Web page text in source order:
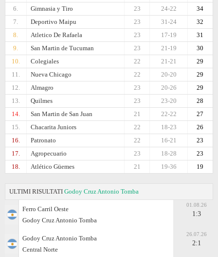
6.
Gimnasia y Tiro 34
24-22
23
7.
Deportivo Maipu 32
31-24
23
8.
Atletico De Rafaela 31
17-19
23
9.
San Martin de Tucuman 30
21-19
23
10.
Colegiales 29
21-21
22
11.
Nueva Chicago 29
20-20
22
12.
Almagro 29
20-26
23
13.
Quilmes 28
23-20
23
14.
San Martin de San Juan 27
22-22
21
15.
Chacarita Juniors 26
18-23
22
16.
Patronato 23
16-21
22
17.
Agropecuario 23
18-28
23
18.
Atlético Güemes 19
19-36
21
ULTIMI RISULTATI Godoy Cruz Antonio Tomba
Ferro Carril Oeste
Godoy Cruz Antonio Tomba
01.08.26
1:3
Godoy Cruz Antonio Tomba
Central Norte
26.07.26
2:1